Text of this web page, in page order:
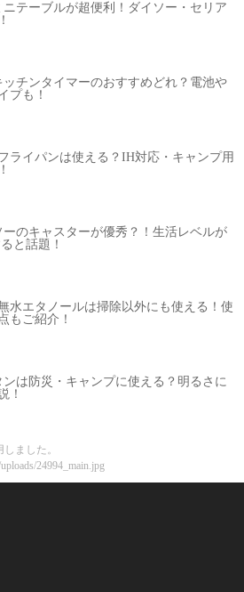
ニテーブルが超便利！ダイソー・セリア
ッチンタイマーのおすすめどれ？電池や
プも！
ライパンは使える？IH対応・キャンプ用
ーのキャスターが優秀？！生活レベルが
と話題！
水エタノールは掃除以外にも使える！使
もご紹介！
ンは防災・キャンプに使える？明るさに
！
ました。
24994_main.jpg